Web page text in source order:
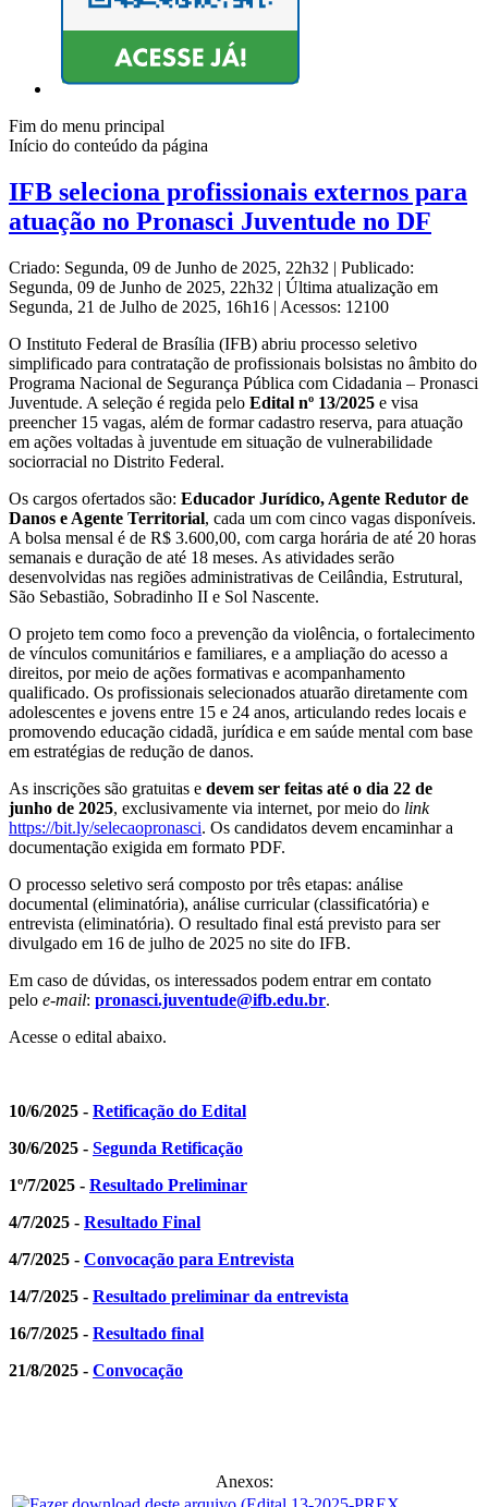
Fim do menu principal
Início do conteúdo da página
IFB seleciona profissionais externos para
atuação no Pronasci Juventude no DF
Criado: Segunda, 09 de Junho de 2025, 22h32 | Publicado:
Segunda, 09 de Junho de 2025, 22h32 | Última atualização em
Segunda, 21 de Julho de 2025, 16h16 | Acessos: 12100
O Instituto Federal de Brasília (IFB) abriu processo seletivo
simplificado para contratação de profissionais bolsistas no âmbito do
Programa Nacional de Segurança Pública com Cidadania – Pronasci
Juventude. A seleção é regida pelo Edital nº 13/2025 e visa
preencher 15 vagas, além de formar cadastro reserva, para atuação
em ações voltadas à juventude em situação de vulnerabilidade
sociorracial no Distrito Federal.
Os cargos ofertados são: Educador Jurídico, Agente Redutor de
Danos e Agente Territorial, cada um com cinco vagas disponíveis.
A bolsa mensal é de R$ 3.600,00, com carga horária de até 20 horas
semanais e duração de até 18 meses. As atividades serão
desenvolvidas nas regiões administrativas de Ceilândia, Estrutural,
São Sebastião, Sobradinho II e Sol Nascente.
O projeto tem como foco a prevenção da violência, o fortalecimento
de vínculos comunitários e familiares, e a ampliação do acesso a
direitos, por meio de ações formativas e acompanhamento
qualificado. Os profissionais selecionados atuarão diretamente com
adolescentes e jovens entre 15 e 24 anos, articulando redes locais e
promovendo educação cidadã, jurídica e em saúde mental com base
em estratégias de redução de danos.
As inscrições são gratuitas e devem ser feitas até o dia 22 de
junho de 2025, exclusivamente via internet, por meio do link
https://bit.ly/selecaopronasci. Os candidatos devem encaminhar a
documentação exigida em formato PDF.
O processo seletivo será composto por três etapas: análise
documental (eliminatória), análise curricular (classificatória) e
entrevista (eliminatória). O resultado final está previsto para ser
divulgado em 16 de julho de 2025 no site do IFB.
Em caso de dúvidas, os interessados podem entrar em contato
pelo e-mail: pronasci.juventude@ifb.edu.br.
Acesse o edital abaixo.
10/6/2025 - Retificação do Edital
30/6/2025 - Segunda Retificação
1º/7/2025 - Resultado Preliminar
4/7/2025 - Resultado Final
4/7/2025 - Convocação para Entrevista
14/7/2025 - Resultado preliminar da entrevista
16/7/2025 - Resultado final
21/8/2025 - Convocação
Anexos: